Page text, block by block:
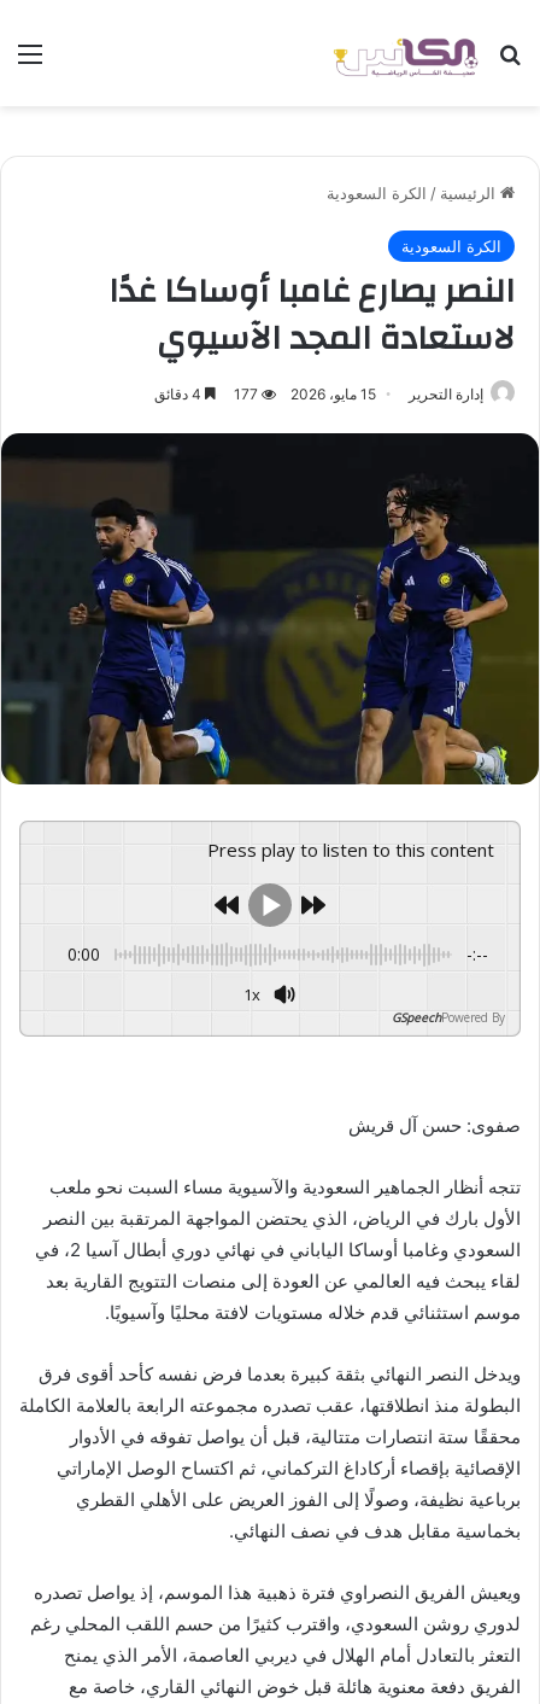
بحث عن
الرئيسية / الكرة السعودية
الكرة السعودية
النصر يصارع غامبا أوساكا غدًا
لاستعادة المجد الآسيوي
إدارة التحرير 15 مايو، 2026 177
Press play to listen to this content
0:00 -:--
1x
Powered By
GSpeech
صفوى: حسن آل قريش
تتجه أنظار الجماهير السعودية والآسيوية مساء السبت نحو ملعب
الأول بارك في الرياض، الذي يحتضن المواجهة المرتقبة بين النصر
السعودي وغامبا أوساكا الياباني في نهائي دوري أبطال آسيا 2، في
لقاء يبحث فيه العالمي عن العودة إلى منصات التتويج القارية بعد
موسم استثنائي قدم خلاله مستويات لافتة محليًا وآسيويًا.
ويدخل النصر النهائي بثقة كبيرة بعدما فرض نفسه كأحد أقوى فرق
البطولة منذ انطلاقتها، عقب تصدره مجموعته الرابعة بالعلامة الكاملة
محققًا ستة انتصارات متتالية، قبل أن يواصل تفوقه في الأدوار
الإقصائية بإقصاء أركاداغ التركماني، ثم اكتساح الوصل الإماراتي
برباعية نظيفة، وصولًا إلى الفوز العريض على الأهلي القطري
بخماسية مقابل هدف في نصف النهائي.
ويعيش الفريق النصراوي فترة ذهبية هذا الموسم، إذ يواصل تصدره
لدوري روشن السعودي، واقترب كثيرًا من حسم اللقب المحلي رغم
التعثر بالتعادل أمام الهلال في ديربي العاصمة، الأمر الذي يمنح
الفريق دفعة معنوية هائلة قبل خوض النهائي القاري، خاصة مع